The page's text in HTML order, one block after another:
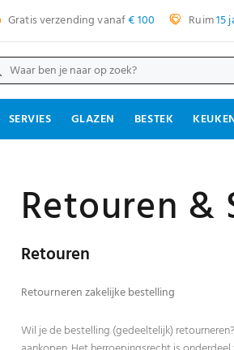
Gratis verzending vanaf€ 100 Ruim15
SERVIES GLAZEN BESTEK
Retouren &
Retouren
Retourneren zakelijke bestelling
Wil je de bestelling (gedeeltelijk)